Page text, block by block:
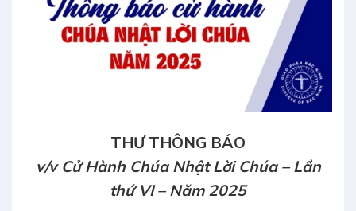
THƯ THÔNG BÁO
v/v Cử Hành Chúa Nhật Lời Chúa – Lần
thứ VI – Năm 2025